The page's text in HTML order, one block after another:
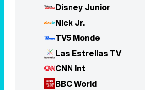
Disney Junior
Nick Jr.
TV5 Monde
Las Estrellas TV
CNN Int
BBC World